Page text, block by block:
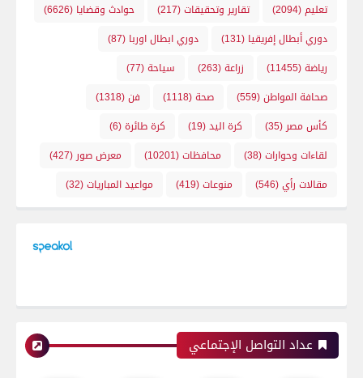
تعليم(2094) تقارير وتحقيقات(217) حوادث وقضايا (6626)
دوري أبطال إفريقيا (131) دوري ابطال اوربا (87)
رياضة(11455) زراعة(263) سياحة(77)
صحافة المواطن(559) صحة(1118) فن(1318)
كأس مصر(35) كرة اليد(19) كرة طائرة(6)
لقاءات وحوارات(38) محافظات(10201) معرض صور(427)
مقالات رأي(546) منوعات(419) مواعيد المباريات(32)
عداد التواصل الإجتماعي